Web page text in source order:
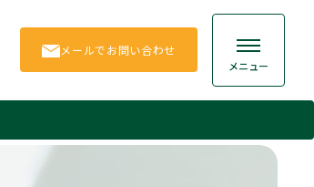
メールでお問い合わせ
メニュー